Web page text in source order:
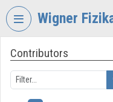
Skip header
Wigner
VIDEOTORIUM
WIGNER
Contributors